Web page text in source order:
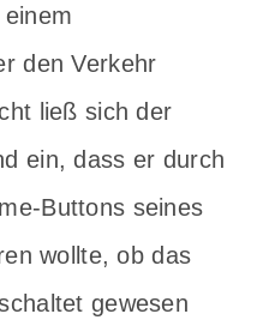
den Verkehr
ließ sich der
ein, dass er durch
Buttons seines
wollte, ob das
gewesen